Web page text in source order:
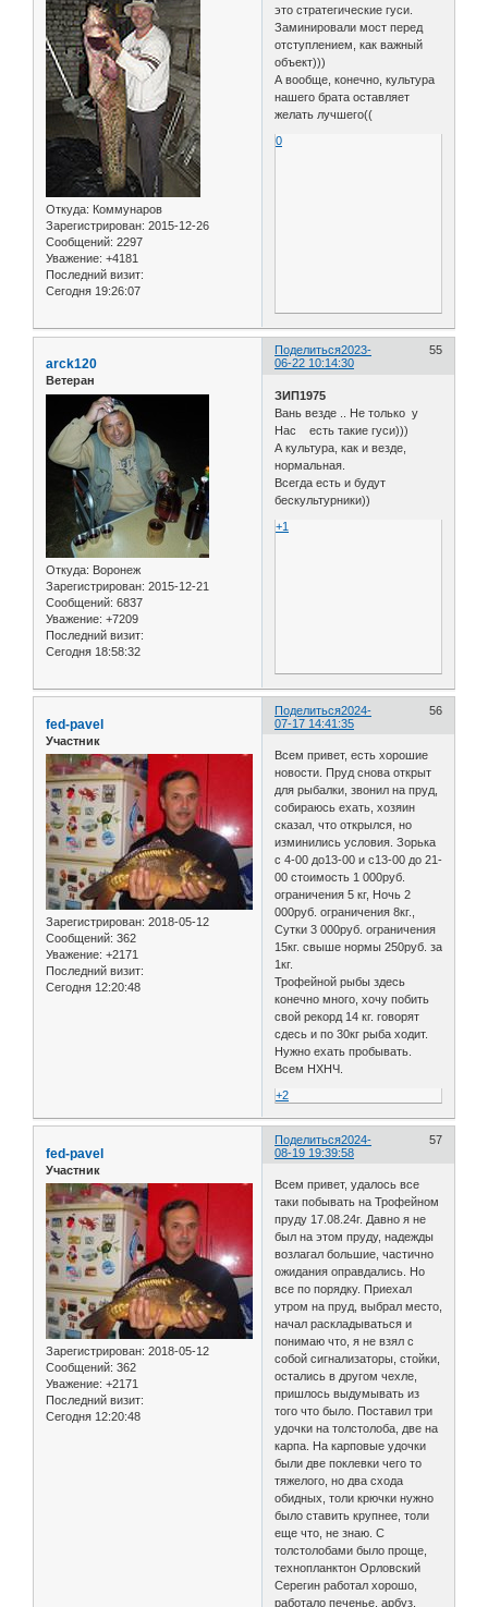
Откуда: Коммунаров
Зарегистрирован: 2015-12-26
Сообщений: 2297
Уважение: +4181
Последний визит:
Сегодня 19:26:07
это стратегические гуси.
Заминировали мост перед
отступлением, как важный
объект)))
А вообще, конечно, культура
нашего брата оставляет
желать лучшего((
0
Поделиться 55
2023-
06-22 10:14:30
arck120
Ветеран
Откуда: Воронеж
Зарегистрирован: 2015-12-21
Сообщений: 6837
Уважение: +7209
Последний визит:
Сегодня 18:58:32
ЗИП1975
Вань везде .. Не только у
Нас есть такие гуси)))
А культура, как и везде,
нормальная.
Всегда есть и будут
бескультурники))
+1
Поделиться 56
2024-
07-17 14:41:35
fed-pavel
Участник
Зарегистрирован: 2018-05-12
Сообщений: 362
Уважение: +2171
Последний визит:
Сегодня 12:20:48
Всем привет, есть хорошие
новости. Пруд снова открыт
для рыбалки, звонил на пруд,
собираюсь ехать, хозяин
сказал, что открылся, но
изминились условия. Зорька
с 4-00 до13-00 и с13-00 до 21-
00 стоимость 1 000руб.
ограничения 5 кг, Ночь 2
000руб. ограничения 8кг.,
Сутки 3 000руб. ограничения
15кг. свыше нормы 250руб. за
1кг.
Трофейной рыбы здесь
конечно много, хочу побить
свой рекорд 14 кг. говорят
сдесь и по 30кг рыба ходит.
Нужно ехать пробывать.
Всем НХНЧ.
+2
Поделиться 57
2024-
08-19 19:39:58
fed-pavel
Участник
Зарегистрирован: 2018-05-12
Сообщений: 362
Уважение: +2171
Последний визит:
Сегодня 12:20:48
Всем привет, удалось все
таки побывать на Трофейном
пруду 17.08.24г. Давно я не
был на этом пруду, надежды
возлагал большие, частично
ожидания оправдались. Но
все по порядку. Приехал
утром на пруд, выбрал место,
начал раскладываться и
понимаю что, я не взял с
собой сигнализаторы, стойки,
остались в другом чехле,
пришлось выдумывать из
того что было. Поставил три
удочки на толстолоба, две на
карпа. На карповые удочки
были две поклевки чего то
тяжелого, но два схода
обидных, толи крючки нужно
было ставить крупнее, толи
еще что, не знаю. С
толстолобами было проще,
технопланктон Орловский
Серегин работал хорошо,
работало печенье, арбуз,